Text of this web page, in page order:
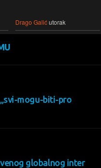
Drago Galićutorak
mogu-biti-pro
globalnog inter